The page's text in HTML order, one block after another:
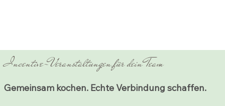
Incentive-Veranstaltungen für dein Team
Gemeinsam kochen. Echte Verbindung schaffen.